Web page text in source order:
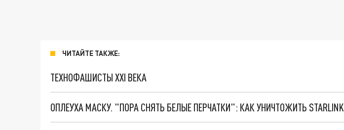
ЧИТАЙТЕ ТАКЖЕ:
ТЕХНОФАШИСТЫ XXI ВЕКА
ОПЛЕУХА МАСКУ. "ПОРА СНЯТЬ БЕЛЫЕ ПЕРЧАТКИ": КАК УНИЧТОЖИТЬ STARLINK